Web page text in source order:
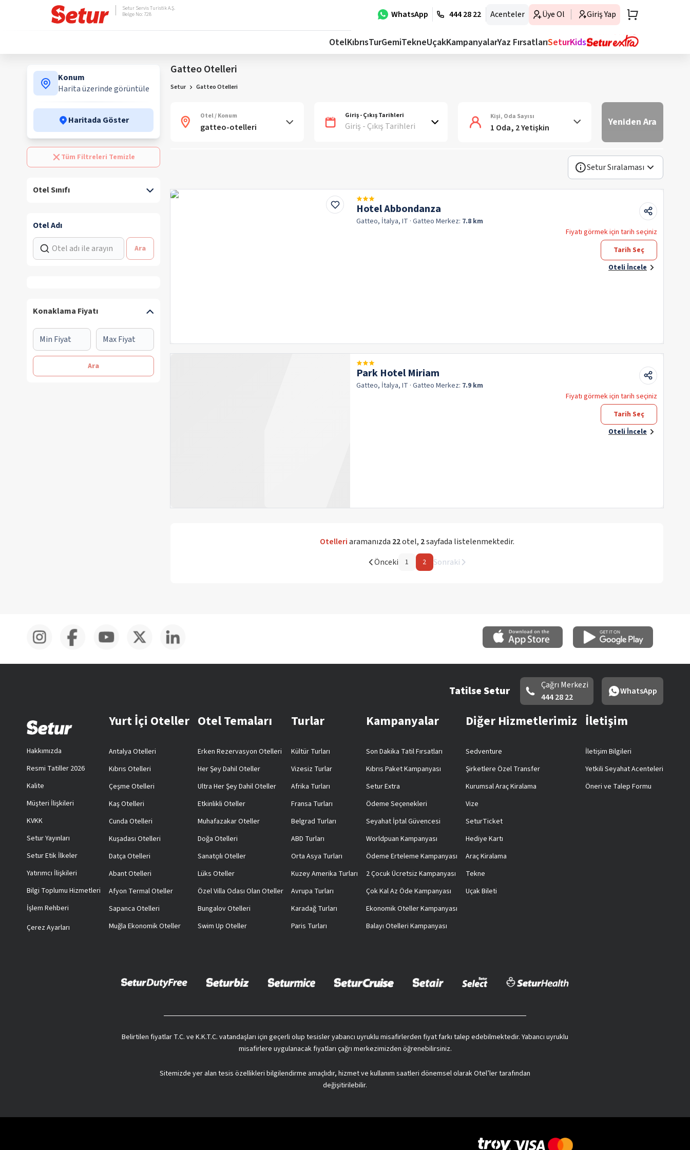
WhatsApp 444 28 22 Acenteler Üye Ol Giriş Yap
Setur Servis Turistik A.Ş.
Belge No: 728
OtelKıbrısTurGemiTekneUçakKampanyalarYaz FırsatlarıSeturKids
Konum
Harita üzerinde görüntüle
Haritada Göster
Tüm Filtreleri Temizle
Otel Sınıfı
Otel Adı
Ara
Konaklama Fiyatı
Ara
Gatteo Otelleri
Setur Gatteo Otelleri
Otel / Konum Giriş - Çıkış Tarihleri
Giriş - Çıkış Tarihleri
Kişi, Oda Sayısı
1 Oda, 2 Yetişkin Yeniden Ara
Setur Sıralaması
Hotel Abbondanza
Gatteo, İtalya, IT · Gatteo Merkez: 7.8 km
Fiyatı görmek için tarih seçiniz
Tarih Seç
Oteli İncele
Park Hotel Miriam
Gatteo, İtalya, IT · Gatteo Merkez: 7.9 km
Fiyatı görmek için tarih seçiniz
Tarih Seç
Oteli İncele
Otelleriaramanızda 22otel, 2sayfada listelenmektedir.
Önceki
1 2 Sonraki
Tatilse Setur
Çağrı Merkezi
444 28 22
WhatsApp
Hakkımızda
Resmi Tatiller 2026
Kalite
Müşteri İlişkileri
KVKK
Setur Yayınları
Setur Etik İlkeler
Yatırımcı İlişkileri
Bilgi Toplumu Hizmetleri
İşlem Rehberi
Çerez Ayarları
Yurt İçi Oteller
Antalya Otelleri
Kıbrıs Otelleri
Çeşme Otelleri
Kaş Otelleri
Cunda Otelleri
Kuşadası Otelleri
Datça Otelleri
Abant Otelleri
Afyon Termal Oteller
Sapanca Otelleri
Muğla Ekonomik Oteller
Otel Temaları
Erken Rezervasyon Otelleri
Her Şey Dahil Oteller
Ultra Her Şey Dahil Oteller
Etkinlikli Oteller
Muhafazakar Oteller
Doğa Otelleri
Sanatçılı Oteller
Lüks Oteller
Özel Villa Odası Olan Oteller
Bungalov Otelleri
Swim Up Oteller
Turlar
Kültür Turları
Vizesiz Turlar
Afrika Turları
Fransa Turları
Belgrad Turları
ABD Turları
Orta Asya Turları
Kuzey Amerika Turları
Avrupa Turları
Karadağ Turları
Paris Turları
Kampanyalar
Son Dakika Tatil Fırsatları
Kıbrıs Paket Kampanyası
Setur Extra
Ödeme Seçenekleri
Seyahat İptal Güvencesi
Worldpuan Kampanyası
Ödeme Erteleme Kampanyası
2 Çocuk Ücretsiz Kampanyası
Çok Kal Az Öde Kampanyası
Ekonomik Oteller Kampanyası
Balayı Otelleri Kampanyası
Diğer Hizmetlerimiz
Sedventure
Şirketlere Özel Transfer
Kurumsal Araç Kiralama
Vize
SeturTicket
Hediye Kartı
Araç Kiralama
Tekne
Uçak Bileti
İletişim
İletişim Bilgileri
Yetkili Seyahat Acenteleri
Öneri ve Talep Formu
Belirtilen fiyatlar T.C. ve K.K.T.C. vatandaşları için geçerli olup tesisler yabancı uyruklu misafirlerden fiyat farkı talep edebilmektedir. Yabancı uyruklu
misafirlere uygulanacak fiyatları çağrı merkezimizden öğrenebilirsiniz.
Sitemizde yer alan tesis özellikleri bilgilendirme amaçlıdır, hizmet ve kullanım saatleri dönemsel olarak Otel’ler tarafından
değişitirilebilir.